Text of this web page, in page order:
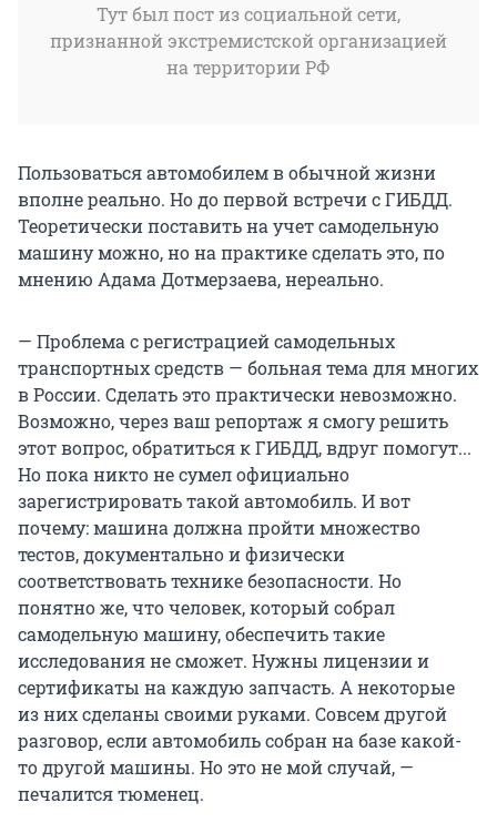
Тут был пост из социальной сети,
признанной экстремистской организацией
на территории РФ
Пользоваться автомобилем в обычной жизни
вполне реально. Но до первой встречи с ГИБДД.
Теоретически поставить на учет самодельную
машину можно, но на практике сделать это, по
мнению Адама Дотмерзаева, нереально.
— Проблема с регистрацией самодельных
транспортных средств — больная тема для многих
в России. Сделать это практически невозможно.
Возможно, через ваш репортаж я смогу решить
этот вопрос, обратиться к ГИБДД, вдруг помогут...
Но пока никто не сумел официально
зарегистрировать такой автомобиль. И вот
почему: машина должна пройти множество
тестов, документально и физически
соответствовать технике безопасности. Но
понятно же, что человек, который собрал
самодельную машину, обеспечить такие
исследования не сможет. Нужны лицензии и
сертификаты на каждую запчасть. А некоторые
из них сделаны своими руками. Совсем другой
разговор, если автомобиль собран на базе какой-
то другой машины. Но это не мой случай, —
печалится тюменец.